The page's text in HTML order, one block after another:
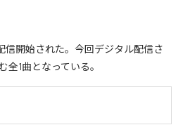
信開始された。今回デジタル配信さ
全1曲となっている。